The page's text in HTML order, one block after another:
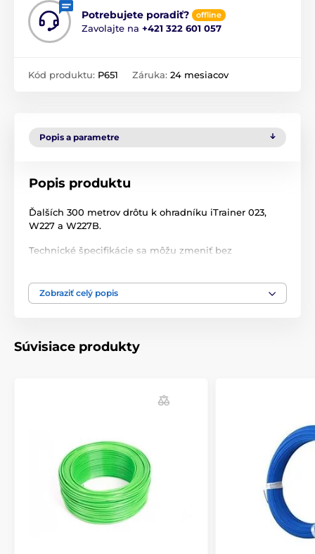
Potrebujete poradiť? offline
Zavolajte na +421 322 601 057
Kód produktu: P651 Záruka: 24 mesiacov
Popis a parametre
Popis produktu
Ďalších 300 metrov drôtu k ohradníku iTrainer 023,
W227 a W227B.
Technické špecifikácie sa môžu zmeniť bez
Príslušenstvo ohradníky
Zobraziť celý popis
Súvisiace produkty